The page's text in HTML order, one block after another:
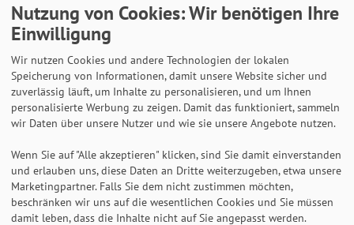
Bequeme Zahlung über Paypal
14 Tage Widerrufsrecht
2 Jahre Gewährleistung
Alle Texte, Grafiken, Bilder und das Layout sind
urheberrechtlich geschützt und dürfen nicht ohne
Nutzung von Cookies: Wir benötigen Ihre
Einwilligung
Wir nutzen Cookies und andere Technologien der lokalen
Speicherung von Informationen, damit unsere Website sicher und
zuverlässig läuft, um Inhalte zu personalisieren, und um Ihnen
personalisierte Werbung zu zeigen. Damit das funktioniert, sammeln
wir Daten über unsere Nutzer und wie sie unsere Angebote nutzen.
Wenn Sie auf "Alle akzeptieren" klicken, sind Sie damit einverstanden
und erlauben uns, diese Daten an Dritte weiterzugeben, etwa unsere
Marketingpartner. Falls Sie dem nicht zustimmen möchten,
beschränken wir uns auf die wesentlichen Cookies und Sie müssen
damit leben, dass die Inhalte nicht auf Sie angepasst werden.